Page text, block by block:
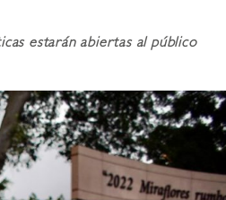
estarán abiertas al público